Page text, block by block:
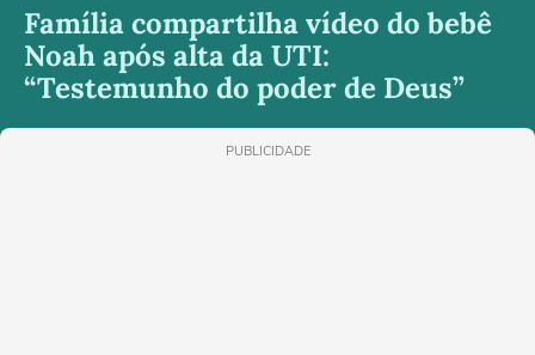
Família compartilha vídeo do bebê
Noah após alta da UTI:
“Testemunho do poder de Deus”
PUBLICIDADE